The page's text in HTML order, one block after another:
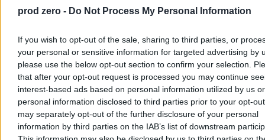
prod zero - Do Not Process My Personal Information
If you wish to opt-out of the sale, sharing to third parties, or
your personal or sensitive information for targeted advertising by
please use the below opt-out section to confirm your selection.
that after your opt-out request is processed you may continue
interest-based ads based on personal information utilized by us or
personal information disclosed to third parties prior to your opt-
may separately opt-out of the further disclosure of your personal
information by third parties on the IAB’s list of downstream
Redakcja Zero.pl
11.06.2026
3 min
Biznes